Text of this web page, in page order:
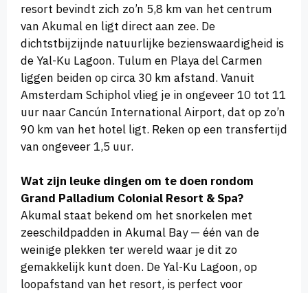
resort bevindt zich zo’n 5,8 km van het centrum
van Akumal en ligt direct aan zee. De
dichtstbijzijnde natuurlijke bezienswaardigheid is
de Yal-Ku Lagoon. Tulum en Playa del Carmen
liggen beiden op circa 30 km afstand. Vanuit
Amsterdam Schiphol vlieg je in ongeveer 10 tot 11
uur naar Cancún International Airport, dat op zo’n
90 km van het hotel ligt. Reken op een transfertijd
van ongeveer 1,5 uur.
Wat zijn leuke dingen om te doen rondom
Grand Palladium Colonial Resort & Spa?
Akumal staat bekend om het snorkelen met
zeeschildpadden in Akumal Bay — één van de
weinige plekken ter wereld waar je dit zo
gemakkelijk kunt doen. De Yal-Ku Lagoon, op
loopafstand van het resort, is perfect voor